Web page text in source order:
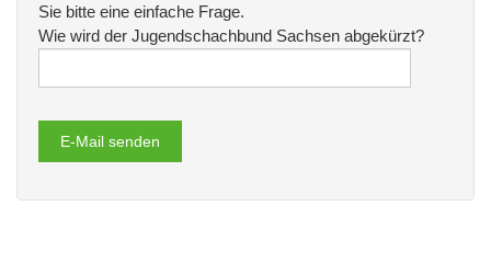
Sie bitte eine einfache Frage.
Wie wird der Jugendschachbund Sachsen abgekürzt?
E-Mail senden